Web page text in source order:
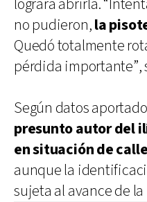
lograra abrirla.
no pudieron,la
Quedó totalmente
pérdida importante”,
Según datos
presunto autor del
en situación de
aunque la
sujeta al avance de